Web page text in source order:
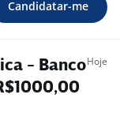
Candidatar-me
- BancoHoje